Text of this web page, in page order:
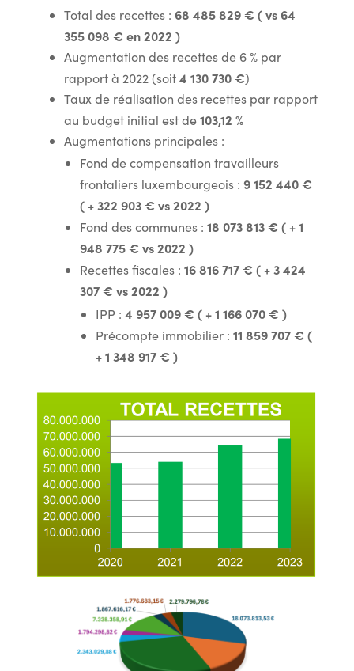
Total des recettes : 68 485 829 € ( vs 64
355 098 € en 2022 )
Augmentation des recettes de 6 % par
rapport à 2022 (soit4 130 730 €)
Taux de réalisation des recettes par rapport
au budget initial est de103,12 %
Augmentations principales :
Fond de compensation travailleurs
frontaliers luxembourgeois : 9 152 440 €
( + 322 903 € vs 2022 )
Fond des communes : 18 073 813 € ( + 1
948 775 € vs 2022 )
Recettes fiscales : 16 816 717 € ( + 3 424
307 € vs 2022 )
IPP : 4 957 009 € ( + 1 166 070 € )
Précompte immobilier : 11 859 707 € (
+ 1 348 917 € )